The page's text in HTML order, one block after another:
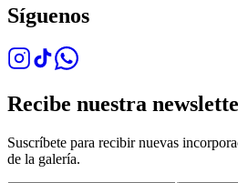
Síguenos
Recibe nuestra
Suscríbete para recibir nuevas
de la galería.